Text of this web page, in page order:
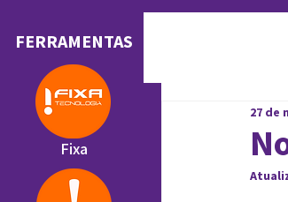
27 de
FERRAMENTAS
Fixa